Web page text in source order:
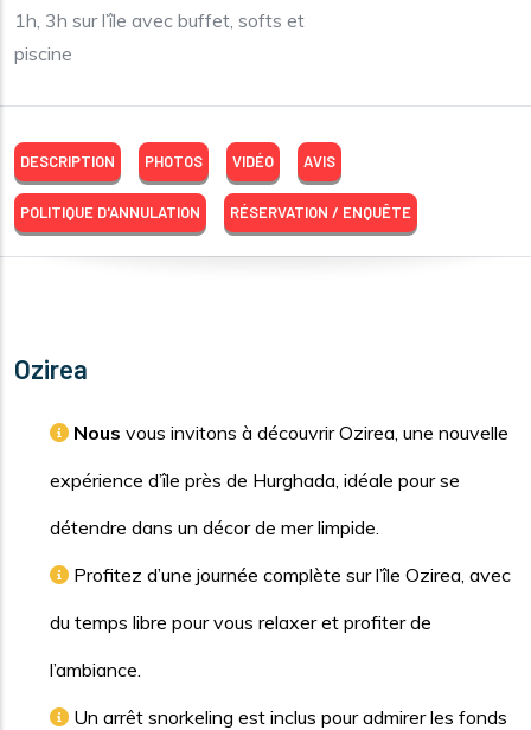
1h, 3h sur l’île avec buffet, softs et
piscine
DESCRIPTION PHOTOS VIDÉO AVIS
POLITIQUE D'ANNULATION RÉSERVATION / ENQUÊTE
Ozirea
Nous vous invitons à découvrir Ozirea, une nouvelle
expérience d’île près de Hurghada, idéale pour se
détendre dans un décor de mer limpide.
Profitez d’une journée complète sur l’île Ozirea, avec
du temps libre pour vous relaxer et profiter de
l’ambiance.
Un arrêt snorkeling est inclus pour admirer les fonds